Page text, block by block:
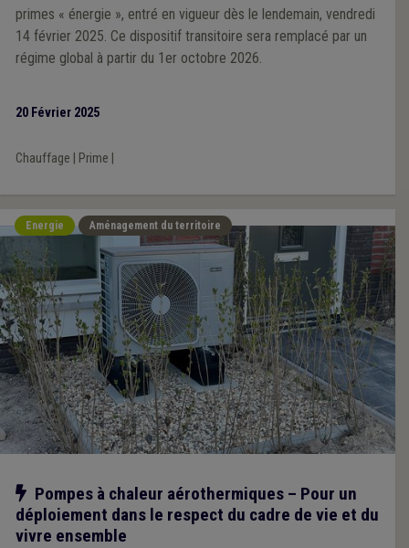
primes « énergie », entré en vigueur dès le lendemain, vendredi
14 février 2025. Ce dispositif transitoire sera remplacé par un
régime global à partir du 1er octobre 2026.
20 Février 2025
Chauffage Prime
Energie Aménagement du territoire
Notre action
Pompes à chaleur aérothermiques – Pour un
déploiement dans le respect du cadre de vie et du
vivre ensemble